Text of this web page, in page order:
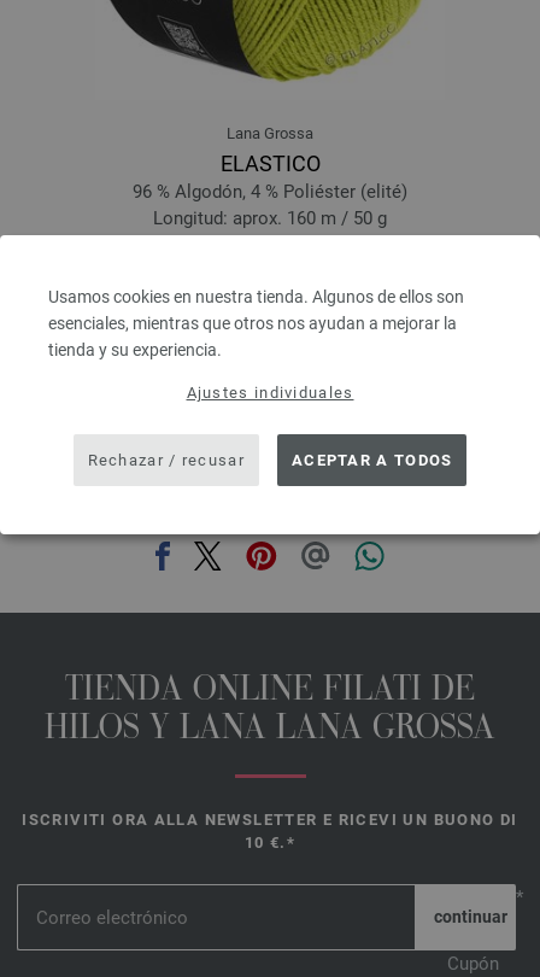
Usamos cookies en nuestra tienda. Algunos de ellos son
esenciales, mientras que otros nos ayudan a mejorar la
tienda y su experiencia.
Ajustes individuales
Rechazar / recusar ACEPTAR A TODOS
Lana Grossa
ELASTICO
96 % Algodón, 4 % Poliéster (elité)
Longitud: aprox. 160 m / 50 g
4,86 $
IVA no incluido, más gastos de envío, Precio base: 83,20 € / kg
prev
TIENDA ONLINE FILATI DE
HILOS Y LANA LANA GROSSA
ISCRIVITI ORA ALLA NEWSLETTER E RICEVI UN BUONO DI
10 €.*
*
Cupón